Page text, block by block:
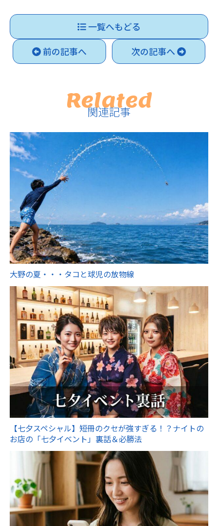
一覧へもどる
前の記事へ
次の記事へ
Related
関連記事
大野の夏・・・タコと球児の放物線
【七夕スペシャル】短冊のクセが強すぎる！？ナイトの
お店の「七夕イベント」裏話＆必勝法